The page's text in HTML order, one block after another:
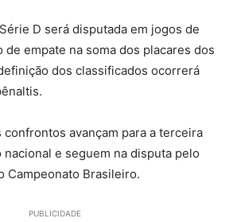
D será disputada em jogos de
de empate na soma dos placares dos
dos classificados ocorrerá
confrontos avançam para a terceira
e seguem na disputa pelo
Campeonato Brasileiro.
PUBLICIDADE